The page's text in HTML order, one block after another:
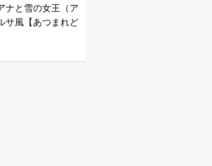
ナと雪の女王（ア
サ風【あつまれど